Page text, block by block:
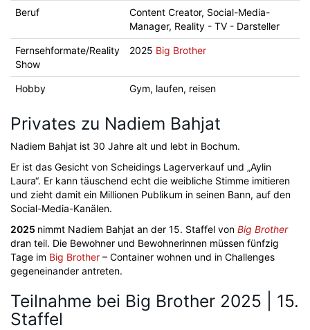
Beruf
Content Creator, Social-Media-
Manager, Reality - TV - Darsteller
Fernsehformate/Reality
Show
2025 Big Brother
Hobby Gym, laufen, reisen
Privates zu Nadiem Bahjat
Nadiem Bahjat ist 30 Jahre alt und lebt in Bochum.
Er ist das Gesicht von Scheidings Lagerverkauf und „Aylin
Laura“. Er kann täuschend echt die weibliche Stimme imitieren
und zieht damit ein Millionen Publikum in seinen Bann, auf den
Social-Media-Kanälen.
2025 nimmt Nadiem Bahjat an der 15. Staffel von Big Brother
dran teil. Die Bewohner und Bewohnerinnen müssen fünfzig
Tage im Big Brother – Container wohnen und in Challenges
gegeneinander antreten.
Teilnahme bei Big Brother 2025 | 15.
Staffel